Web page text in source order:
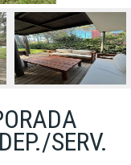
SERV.